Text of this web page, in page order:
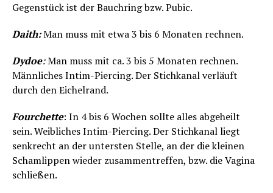
Gegenstück ist der Bauchring bzw. Pubic.
Daith:Man muss mit etwa 3 bis 6 Monaten rechnen.
Dydoe:Man muss mit ca. 3 bis 5 Monaten rechnen.
Männliches Intim-Piercing. Der Stichkanal verläuft
durch den Eichelrand.
Fourchette: In 4 bis 6 Wochen sollte alles abgeheilt
sein. Weibliches Intim-Piercing. Der Stichkanal liegt
senkrecht an der untersten Stelle, an der die kleinen
Schamlippen wieder zusammentreffen, bzw. die Vagina
schließen.